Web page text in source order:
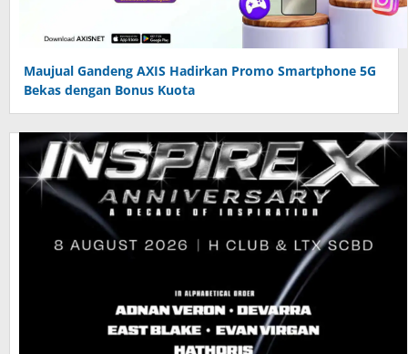
Maujual Gandeng AXIS Hadirkan Promo Smartphone 5G
Bekas dengan Bonus Kuota